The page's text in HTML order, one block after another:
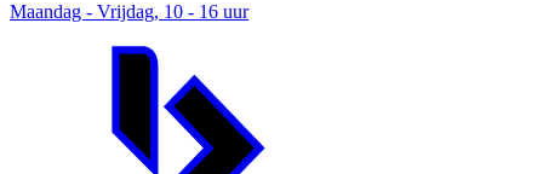
Maandag - Vrijdag, 10 - 16 uur